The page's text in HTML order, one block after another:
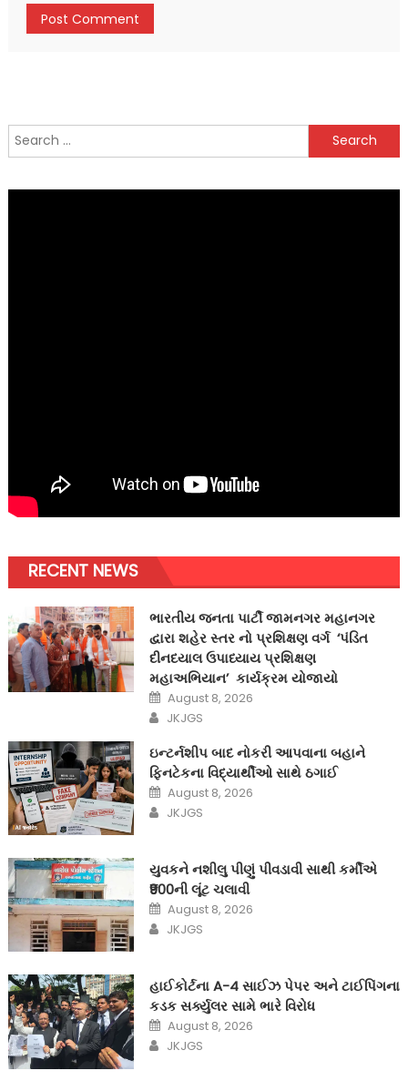
Search
for:
RECENT NEWS
ભારતીય જનતા પાર્ટી જામનગર મહાનગર
દ્વારા શહેર સ્તર નો પ્રશિક્ષણ વર્ગ ‘પંડિત
દીનદયાલ ઉપાધ્યાય પ્રશિક્ષણ
મહાઅભિયાન’ કાર્યક્રમ યોજાયો
Posted
on
August 8, 2026
Author
JKJGS
ઇન્ટર્નશીપ બાદ નોકરી આપવાના બહાને
ફિનટેકના વિદ્યાર્થીઓ સાથે ઠગાઈ
Posted
on
August 8, 2026
Author
JKJGS
યુવકને નશીલુ પીણું પીવડાવી સાથી કર્મીએ
₹900ની લૂંટ ચલાવી
Posted
on
August 8, 2026
Author
JKJGS
હાઈકોર્ટના A-4 સાઈઝ પેપર અને ટાઈપિંગના
કડક સર્ક્યુલર સામે ભારે વિરોધ
Posted
on
August 8, 2026
Author
JKJGS